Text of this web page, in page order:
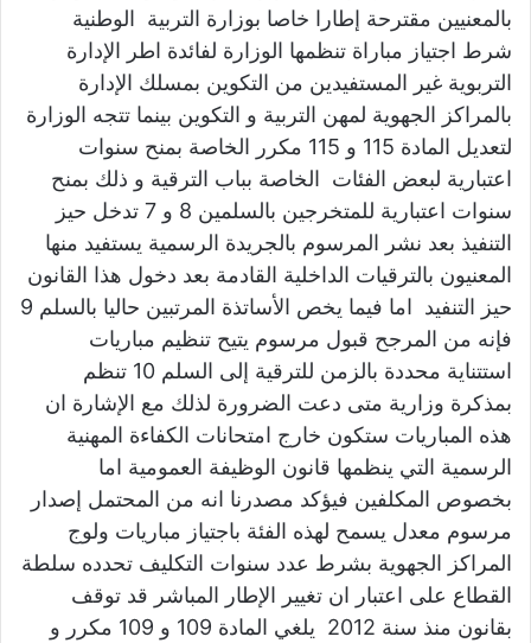
بالمعنيين مقترحة إطارا خاصا بوزارة التربية الوطنية
شرط اجتياز مباراة تنظمها الوزارة لفائدة اطر الإدارة
التربوية غير المستفيدين من التكوين بمسلك الإدارة
بالمراكز الجهوية لمهن التربية و التكوين بينما تتجه الوزارة
لتعديل المادة 115 و 115 مكرر الخاصة بمنح سنوات
اعتبارية لبعض الفئات الخاصة بباب الترقية و ذلك بمنح
سنوات اعتبارية للمتخرجين بالسلمين 8 و 7 تدخل حيز
التنفيذ بعد نشر المرسوم بالجريدة الرسمية يستفيد منها
المعنيون بالترقيات الداخلية القادمة بعد دخول هذا القانون
حيز التنفيد اما فيما يخص الأساتذة المرتبين حاليا بالسلم 9
فإنه من المرجح قبول مرسوم يتيح تنظيم مباريات
استتناية محددة بالزمن للترقية إلى السلم 10 تنظم
بمذكرة وزارية متى دعت الضرورة لذلك مع الإشارة ان
هذه المباريات ستكون خارج امتحانات الكفاءة المهنية
الرسمية التي ينظمها قانون الوظيفة العمومية اما
بخصوص المكلفين فيؤكد مصدرنا انه من المحتمل إصدار
مرسوم معدل يسمح لهذه الفئة باجتياز مباريات ولوج
المراكز الجهوية بشرط عدد سنوات التكليف تحدده سلطة
القطاع على اعتبار ان تغيير الإطار المباشر قد توقف
بقانون منذ سنة 2012 يلغي المادة 109 و 109 مكرر و